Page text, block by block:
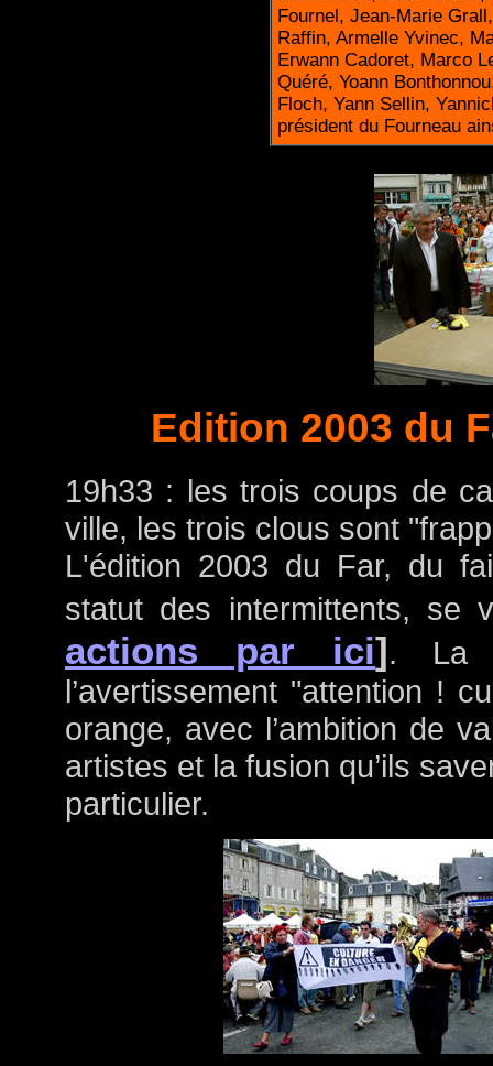
Fournel, Jean-Marie
Raffin, Armelle Yvinec,
Erwann Cadoret, Marco
Quéré, Yoann
Floch, Yann Sellin,
président du Fourneau
Edition 2003 du
19h33 : les trois coups de
ville, les trois clous sont
L'édition 2003 du Far, du
statut des intermittents, se
actions par ici]. La
l’avertissement "attention !
orange, avec l’ambition de
artistes et la fusion qu’ils
particulier.